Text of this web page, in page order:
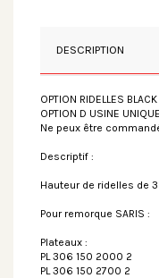
DESCRIPTION
OPTION RIDELLES
OPTION D USINE
Ne peux être
Descriptif :
Hauteur de ridelles de
Pour remorque SARIS :
Plateaux :
PL 306 150 2000 2
PL 306 150 2700 2